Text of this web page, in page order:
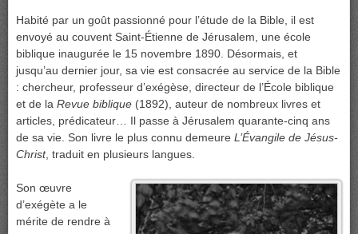
Habité par un goût passionné pour l’étude de la Bible, il est
envoyé au couvent Saint-Étienne de Jérusalem, une école
biblique inaugurée le 15 novembre 1890. Désormais, et
jusqu’au dernier jour, sa vie est consacrée au service de la Bible
: chercheur, professeur d’exégèse, directeur de l’École biblique
et de la Revue biblique (1892), auteur de nombreux livres et
articles, prédicateur… Il passe à Jérusalem quarante-cinq ans
de sa vie. Son livre le plus connu demeure L’Évangile de Jésus-
Christ, traduit en plusieurs langues.
Son œuvre
d’exégète a le
mérite de rendre à